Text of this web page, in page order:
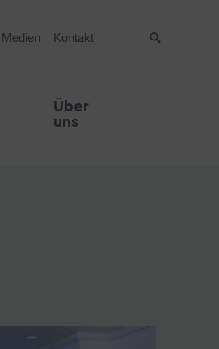
Medien Kontakt
Über
uns